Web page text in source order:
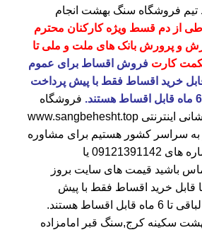
فروشگاه سنگ بهشت انجام
از دم قسط ویژه کارکنان محترم
و پرورش بانک های ملت و ملی تا
کارت فروش اقساط برای عموم
خرید اقساط فقط با پیش پرداخت
فروشگاه
اینترنتی www.sangbehesht.top
به سراسر کشور هستیم برای مشاوره
های 09121391142 یا
باشید قیمت های سایت بروز
قابل خرید اقساط فقط با پیش
سکینه کرج,سنگ قبر امامزاده